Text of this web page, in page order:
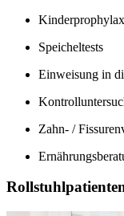
Speicheltests
Einweisung in
Zahn- /